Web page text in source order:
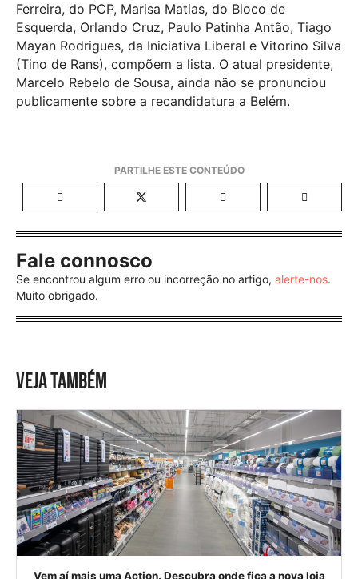
Ferreira, do PCP, Marisa Matias, do Bloco de
Esquerda, Orlando Cruz, Paulo Patinha Antão, Tiago
Mayan Rodrigues, da Iniciativa Liberal e Vitorino Silva
(Tino de Rans), compõem a lista. O atual presidente,
Marcelo Rebelo de Sousa, ainda não se pronunciou
publicamente sobre a recandidatura a Belém.
Fale connosco
Se encontrou algum erro ou incorreção no artigo, alerte-nos.
Muito obrigado.
VEJA TAMBÉM
Vem aí mais uma Action. Descubra onde fica a nova loja